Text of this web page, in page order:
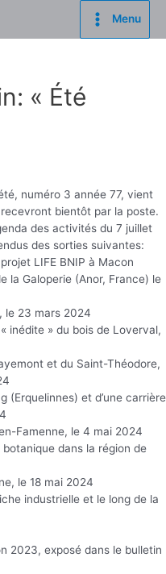
Main
Menu
« Été
numéro 3 année 77, vient
bientôt par la poste.
des activités du 7 juillet
des sorties suivantes:
LIFE BNIP à Macon
la Galoperie (Anor, France) le
le 23 mars 2024
inédite » du bois de Loverval,
et du Saint-Théodore,
(Erquelinnes) et d’une carrière
Famenne, le 4 mai 2024
dans la région de
le 18 mai 2024
industrielle et le long de la
2023, exposé dans le bulletin